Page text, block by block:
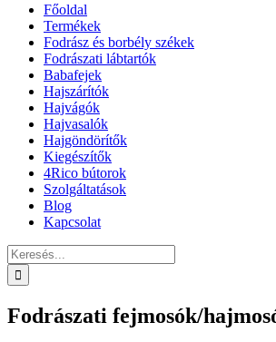
Főoldal
Termékek
Fodrász és borbély székek
Fodrászati lábtartók
Babafejek
Hajszárítók
Hajvágók
Hajvasalók
Hajgöndörítők
Kiegészítők
4Rico bútorok
Szolgáltatások
Blog
Kapcsolat
Keresés...
Fodrászati fejmosók/